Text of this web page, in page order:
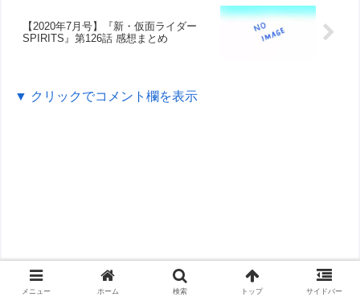
【2020年7月号】『新・仮面ライダー
SPIRITS』第126話 感想まとめ
▼ クリックでコメント欄を表示
メニュー ホーム 検索 トップ サイドバー